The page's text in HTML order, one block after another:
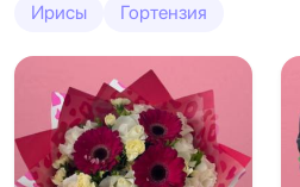
Ирисы
Гортензия